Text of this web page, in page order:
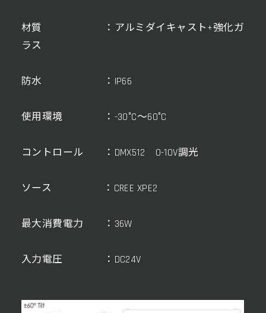
材質 ：アルミダイキャスト+強化ガ
ラス
防水 ：IP66
使用環境 ：-30°C～60°C
コントロール ：DMX512 0-10V調光
ソース ：CREE XPE2
最大消費電力 ：36W
入力電圧 ：DC24V